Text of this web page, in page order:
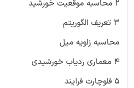
۲ محاسبه موقعیت خورشید
۳ تعریف الگوریتم
محاسبه زاویه میل
۴ معماری ردیاب خورشیدی
۵ فلوچارت فرایند